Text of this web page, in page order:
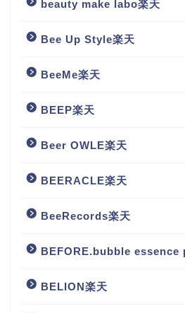
beauty make labo楽天
Bee Up Style楽天
BeeMe楽天
BEEP楽天
Beer OWLE楽天
BEERACLE楽天
BeeRecords楽天
BEFORE.bubble essence
BELION楽天